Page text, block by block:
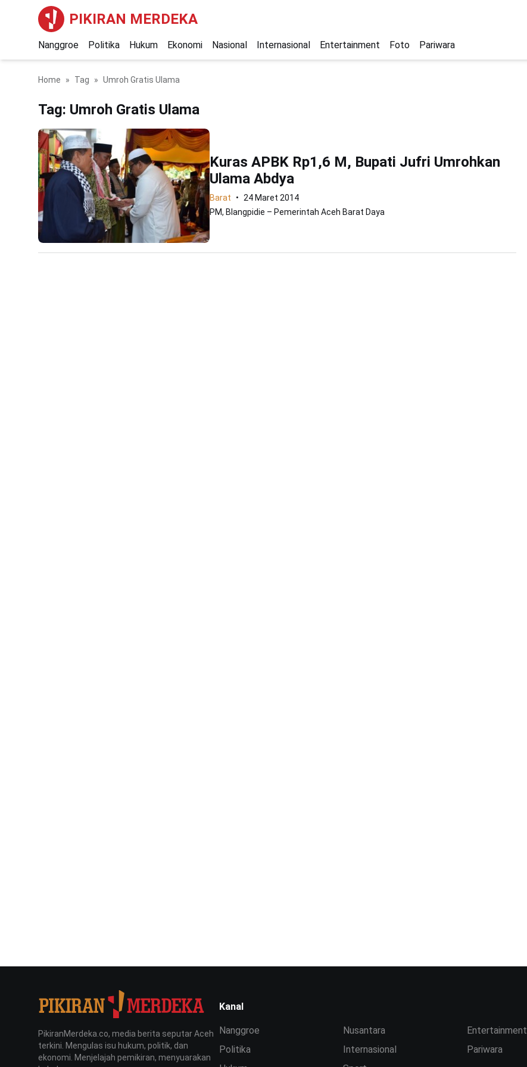
PIKIRAN MERDEKA
Nanggroe Politika Hukum Ekonomi Nasional Internasional Entertainment Foto Pariwara
Home Tag Umroh Gratis Ulama
Tag: Umroh Gratis Ulama
Kuras APBK Rp1,6 M, Bupati Jufri Umrohkan
Ulama Abdya
Barat
24 Maret 2014
PM, Blangpidie – Pemerintah Aceh Barat Daya
PikiranMerdeka.co, media berita seputar Aceh
terkini. Mengulas isu hukum, politik, dan
ekonomi. Menjelajah pemikiran, menyuarakan
Kanal
Nanggroe
Politika
Nusantara
Internasional
Entertainment
Pariwara